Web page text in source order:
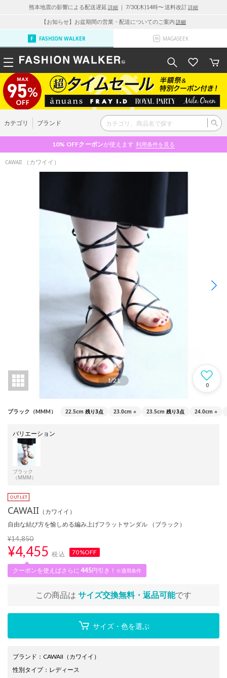
熊本地震の影響による配送遅延 詳細 ｜ 7/30(木)14時〜 送料改訂詳細
【お知らせ】お盆期間の営業・配送についてのご案内 詳細
FASHION WALKER MAGASEEK
カテゴリ ブランド
10% OFFクーポンが使えます 利用条件を見る
CAWAII （カワイイ）
1/21
0
ブラック（MMM） 22.5cm 残り3点 23.0cm ○ 23.5cm 残り3点 24.0cm ○
バリエーション
ブラック
（MMM）
CAWAII （カワイイ）
自由な結び方を愉しめる編み上げフラットサンダル （ブラック）
¥14,850
¥4,455 税込 70%OFF
クーポンを使えばさらに 445円引き！ ※適用条件
この商品は サイズ交換無料・返品可能です
サイズ・色を選ぶ
ブランド ： CAWAII （カワイイ）
性別タイプ： レディース